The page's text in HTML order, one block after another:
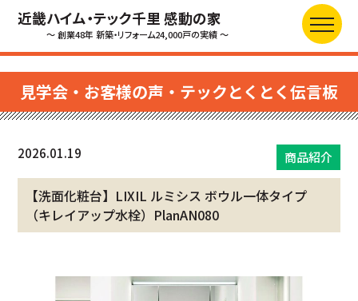
近畿ハイム・テック千里 感動の家
～ 創業48年 新築・リフォーム24,000戸の実績 ～
見学会・お客様の声・テックとくとく伝言板
2026.01.19 商品紹介
【洗面化粧台】LIXIL ルミシス ボウル一体タイプ
（キレイアップ水栓）PlanAN080